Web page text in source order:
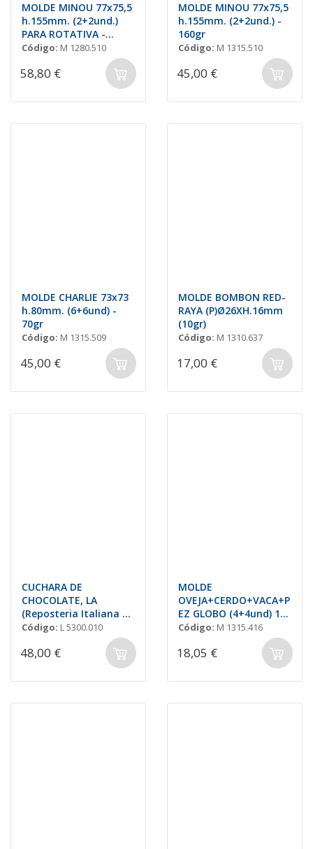
MOLDE MINOU 77x75,5
h.155mm. (2+2und.)
PARA ROTATIVA -
160gr
Código: M 1280.510
58,80 €
MOLDE MINOU 77x75,5
h.155mm. (2+2und.) -
160gr
Código: M 1315.510
45,00 €
MOLDE CHARLIE 73x73
h.80mm. (6+6und) -
70gr
Código: M 1315.509
45,00 €
MOLDE BOMBON RED-
RAYA (P)Ø26XH.16mm
(10gr)
Código: M 1310.637
17,00 €
CUCHARA DE
CHOCOLATE, LA
(Reposteria Italiana de
la Cuchara de Plata)
Código: L 5300.010
48,00 €
MOLDE
OVEJA+CERDO+VACA+P
EZ GLOBO (4+4und) 18-
22gr
Código: M 1315.416
18,05 €